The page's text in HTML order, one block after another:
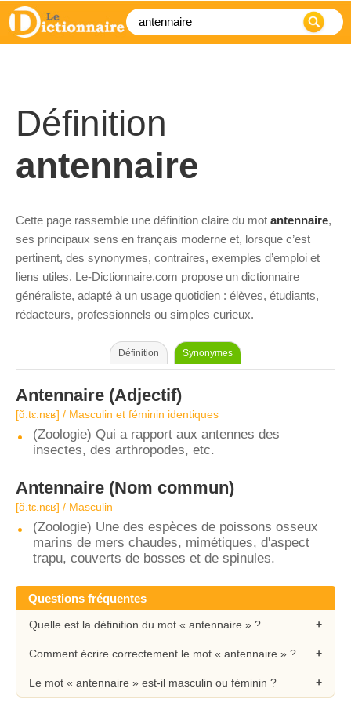
Définition
antennaire
Cette page rassemble une définition claire du mot antennaire,
ses principaux sens en français moderne et, lorsque c’est
pertinent, des synonymes, contraires, exemples d’emploi et
liens utiles. Le-Dictionnaire.com propose un dictionnaire
généraliste, adapté à un usage quotidien : élèves, étudiants,
rédacteurs, professionnels ou simples curieux.
Définition Synonymes
Antennaire (Adjectif)
[ɑ̃.tɛ.nɛʁ] / Masculin et féminin identiques
(Zoologie) Qui a rapport aux antennes des
insectes, des arthropodes, etc.
Antennaire (Nom commun)
[ɑ̃.tɛ.nɛʁ] / Masculin
(Zoologie) Une des espèces de poissons osseux
marins de mers chaudes, mimétiques, d'aspect
trapu, couverts de bosses et de spinules.
Questions fréquentes
Quelle est la définition du mot « antennaire » ?
Comment écrire correctement le mot « antennaire » ?
Le mot « antennaire » est-il masculin ou féminin ?